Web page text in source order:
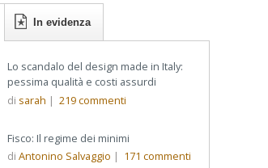
In evidenza
Lo scandalo del design made in Italy:
pessima qualità e costi assurdi
di sarah | 219commenti
Fisco: Il regime dei minimi
di Antonino Salvaggio | 171 commenti